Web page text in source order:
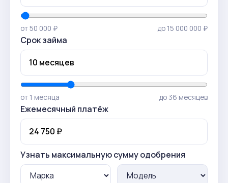
от 50 000 ₽ до 15 000 000 ₽
Срок займа
от 1 месяца до 36 месяцев
Ежемесячный платёж
Узнать максимальную сумму одобрения